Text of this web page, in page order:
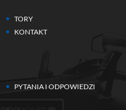
TORY
KONTAKT
PYTANIA I ODPOWIEDZI